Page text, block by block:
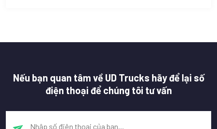
Nếu bạn quan tâm về UD Trucks hãy để lại số
điện thoại để chúng tôi tư vấn